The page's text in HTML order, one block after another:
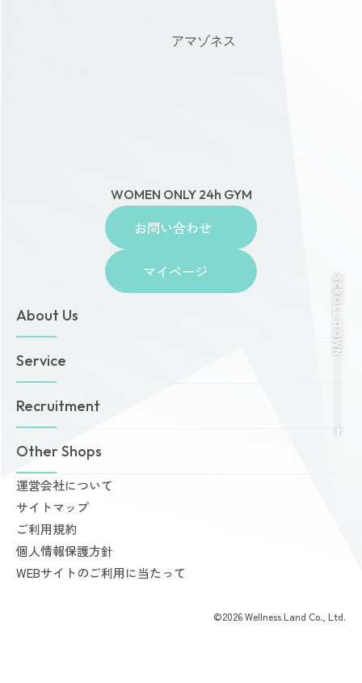
アマゾネス
WOMEN ONLY 24h GYM
お問い合わせ
マイページ
About Us
お知らせ
店舗一覧
ご予約から無料体験・見学までの流れ
料金案内
入会手続きのご案内
お支払いについて
よくあるご質問
会員様からいただいた声
Service
Amazonesのパーソナルトレーニング
AI姿勢診断・改善
Recruitment
Other Shops
完全個室PRIVATE GYM Highness
24時間ジム Amazones & Hercules
AMAZONES ONLINE SHOP
運営会社について
サイトマップ
ご利用規約
個人情報保護方針
WEBサイトのご利用に当たって
©2026 Wellness Land Co., Ltd.
SCROLL DOWN